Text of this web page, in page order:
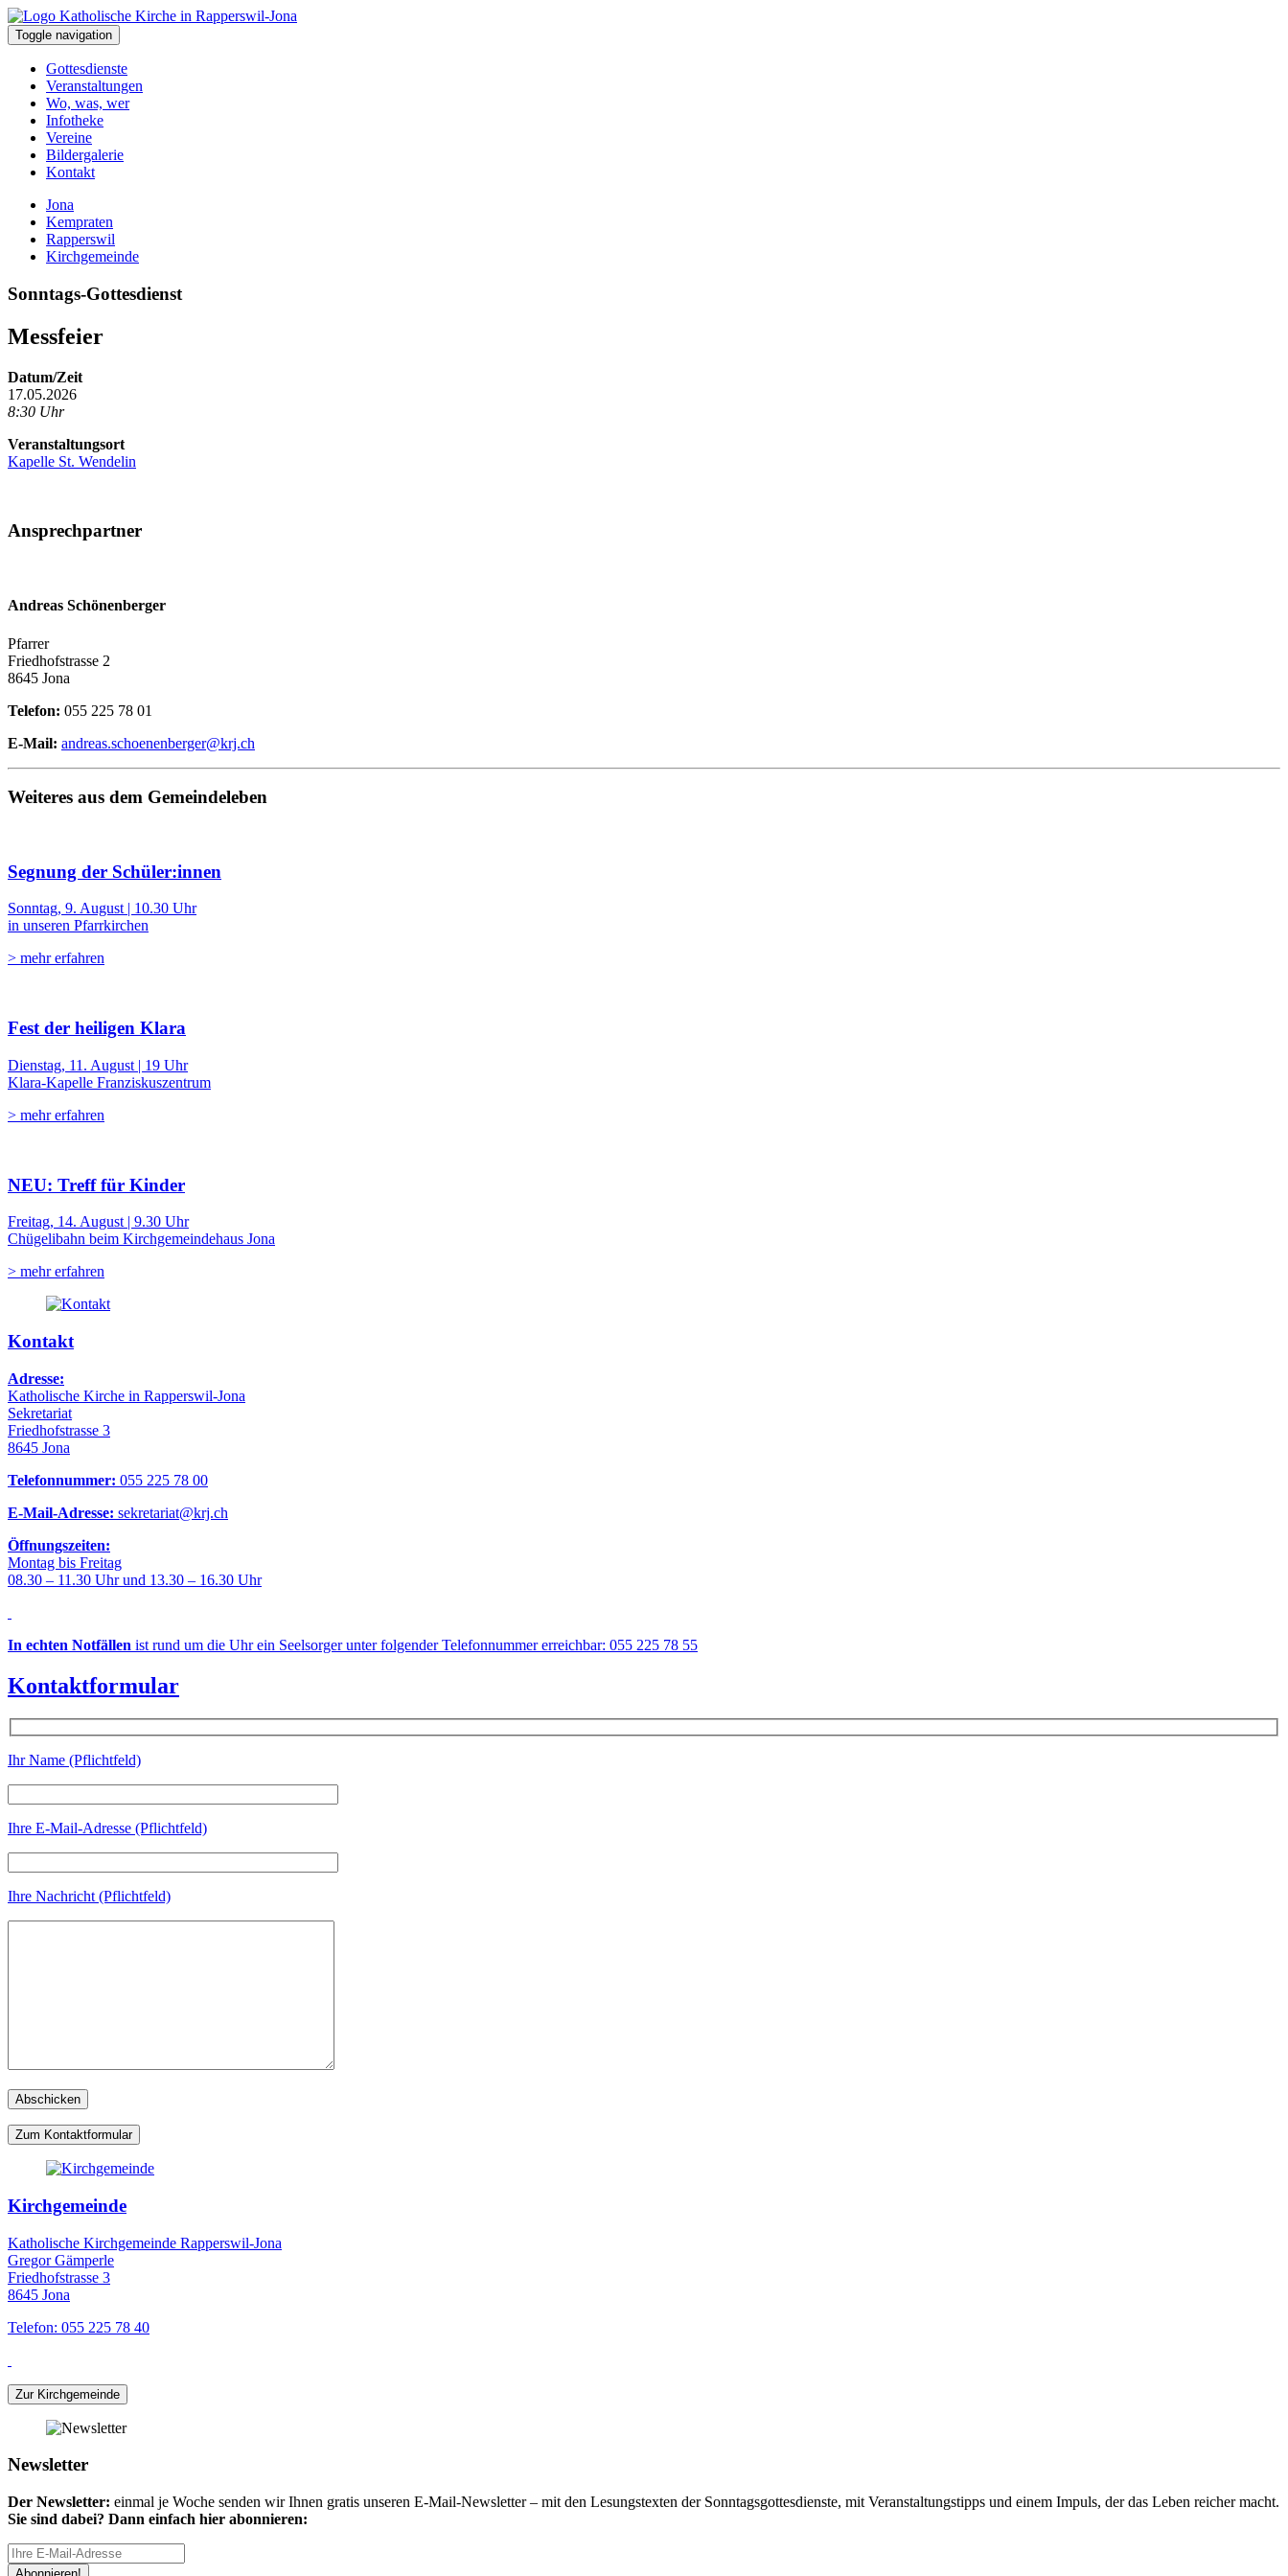
Toggle navigation
Gottesdienste
Veranstaltungen
Wo, was, wer
Infotheke
Vereine
Bildergalerie
Kontakt
Jona
Kempraten
Rapperswil
Kirchgemeinde
Sonntags-Gottesdienst
Messfeier
Datum/Zeit
17.05.2026
8:30 Uhr
Veranstaltungsort
Kapelle St. Wendelin
Ansprechpartner
Andreas Schönenberger
Pfarrer
Friedhofstrasse 2
8645 Jona
Telefon: 055 225 78 01
E-Mail: andreas.schoenenberger@krj.ch
Weiteres aus dem Gemeindeleben
Segnung der Schüler:innen
Sonntag, 9. August | 10.30 Uhr
in unseren Pfarrkirchen
> mehr erfahren
Fest der heiligen Klara
Dienstag, 11. August | 19 Uhr
Klara-Kapelle Franziskuszentrum
> mehr erfahren
NEU: Treff für Kinder
Freitag, 14. August | 9.30 Uhr
Chügelibahn beim Kirchgemeindehaus Jona
> mehr erfahren
Kontakt
Adresse:
Katholische Kirche in Rapperswil-Jona
Sekretariat
Friedhofstrasse 3
8645 Jona
Telefonnummer: 055 225 78 00
E-Mail-Adresse: sekretariat@krj.ch
Öffnungszeiten:
Montag bis Freitag
08.30 – 11.30 Uhr und 13.30 – 16.30 Uhr
In echten Notfällen ist rund um die Uhr ein Seelsorger unter folgender Telefonnummer erreichbar: 055 225 78 55
Kontaktformular
Ihr Name (Pflichtfeld)
Ihre E-Mail-Adresse (Pflichtfeld)
Ihre Nachricht (Pflichtfeld)
Zum Kontaktformular
Kirchgemeinde
Katholische Kirchgemeinde Rapperswil-Jona
Gregor Gämperle
Friedhofstrasse 3
8645 Jona
Telefon: 055 225 78 40
Zur Kirchgemeinde
Newsletter
Der Newsletter: einmal je Woche senden wir Ihnen gratis unseren E-Mail-Newsletter – mit den Lesungstexten der Sonntagsgottesdienste, mit Veranstaltungstipps und einem Impuls, der das Leben reicher macht.
Sie sind dabei? Dann einfach hier abonnieren: